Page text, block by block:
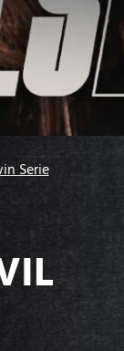
Serie